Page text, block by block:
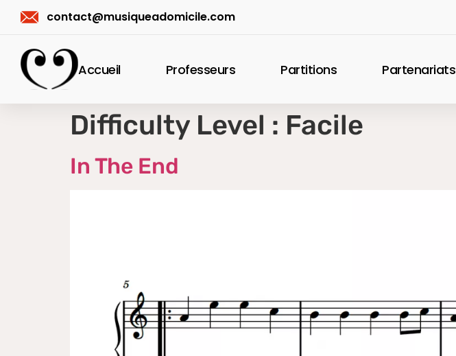
contact@musiqueadomicile.com
Accueil Professeurs Partitions Partenariats
Difficulty Level : Facile
In The End